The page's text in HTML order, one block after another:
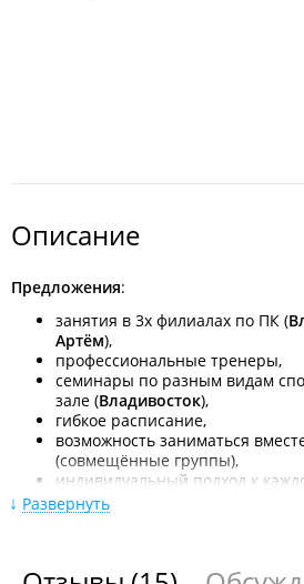
Описание
Предложения:
занятия в 3х филиалах по ПК (
Артём),
профессиональные тренеры,
семинары по разным видам
зале (Владивосток),
гибкое расписание,
возможность заниматься
(совмещённые группы),
индивидуальный подход к
ежегодные летние спортивные
участие в показательных
Что дает Айкидо:
Развернуть